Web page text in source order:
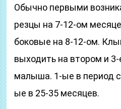
Обычно первыми
резцы на 7-12-ом
боковые на 8-12-ом.
выходить на втором и
малыша. 1-ые в период
ые в 25-35 месяцев.